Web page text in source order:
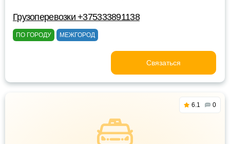
Грузоперевозки +375333891138
ПО ГОРОДУ МЕЖГОРОД
Связаться
6.1 0